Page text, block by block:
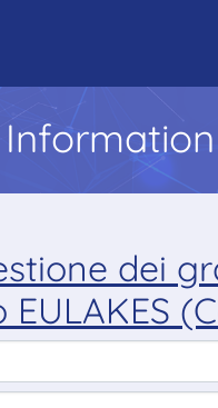
dei